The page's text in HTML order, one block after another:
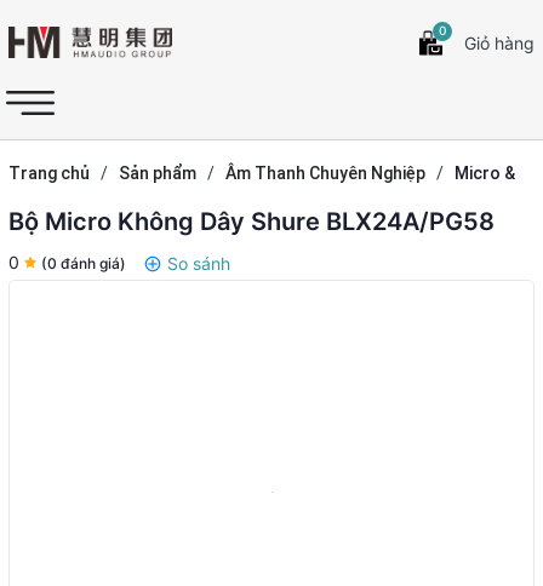
0
Giỏ hàng
Trang chủ / Sản phẩm / Âm Thanh Chuyên Nghiệp /
Micro &
Bộ Micro Không Dây Shure BLX24A/PG58
0 (0 đánh giá) So sánh